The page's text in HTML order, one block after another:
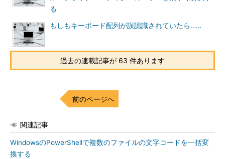
る
もしもキーボード配列が誤認識されていたら……
過去の連載記事が 63 件あります
前のページへ
関連記事
WindowsのPowerShellで複数のファイルの文字コードを一括変
換する